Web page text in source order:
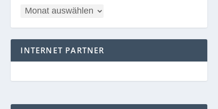
INTERNET PARTNER